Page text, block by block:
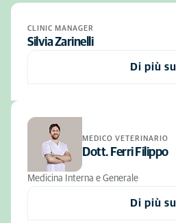
CLINIC MANAGER
Silvia Zarinelli
Di più su
MEDICO VETERINARIO
Dott. Ferri Filippo
Medicina Interna e Generale
Di più su